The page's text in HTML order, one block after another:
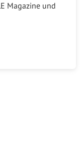
Magazine und